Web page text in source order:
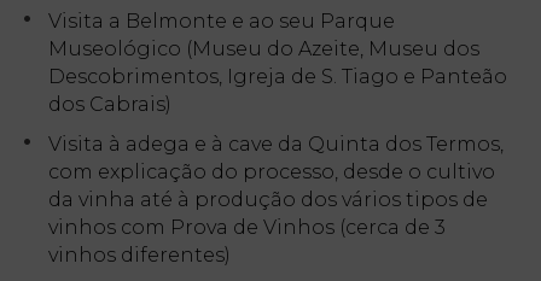
Visita a Belmonte e ao seu Parque
Museológico (Museu do Azeite, Museu dos
Descobrimentos, Igreja de S. Tiago e Panteão
dos Cabrais)
Visita à adega e à cave da Quinta dos Termos,
com explicação do processo, desde o cultivo
da vinha até à produção dos vários tipos de
vinhos com Prova de Vinhos (cerca de 3
vinhos diferentes)